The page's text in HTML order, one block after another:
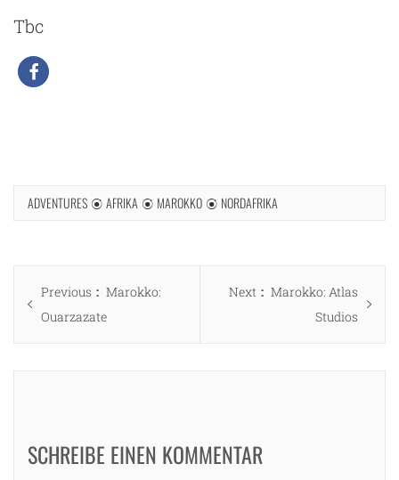
Tbc
ADVENTURES AFRIKA MAROKKO NORDAFRIKA
Beitragsnavigation
Previous
Previous
post:
Marokko:
Ouarzazate
Next
Next
Marokko: Atlas
Studios
SCHREIBE EINEN KOMMENTAR